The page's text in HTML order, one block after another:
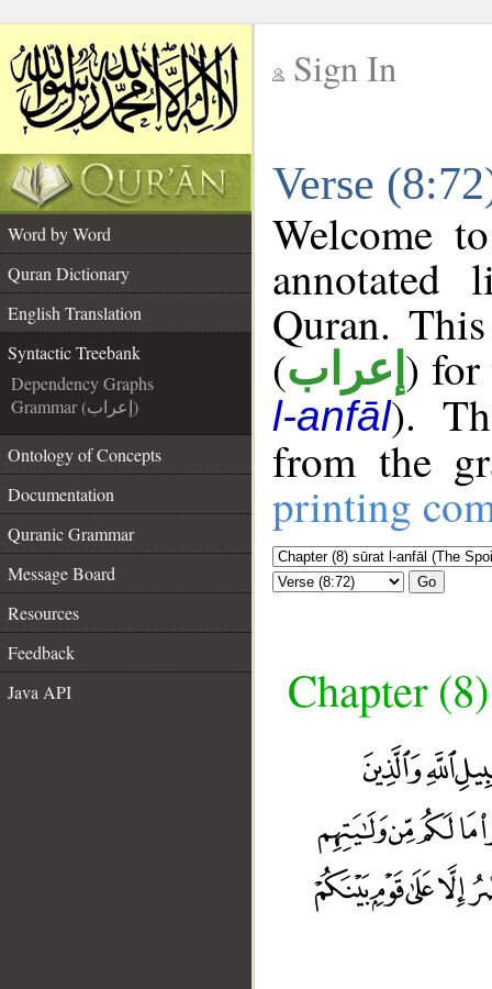
Sign In
Verse
Word by Word
Quran Dictionary
English Translation
Syntactic Treebank
Dependency Graphs
Grammar (إعراب)
Ontology of Concepts
Documentation
Quranic Grammar
Message Board
Resources
Feedback
Java API
Welcome
annotated
Quran.
(إعراب ) for
l-anfāl).
from the
printing
Go
Chapter